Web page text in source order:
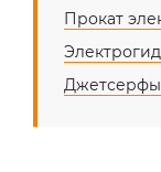
Прокат
Джетсерфы